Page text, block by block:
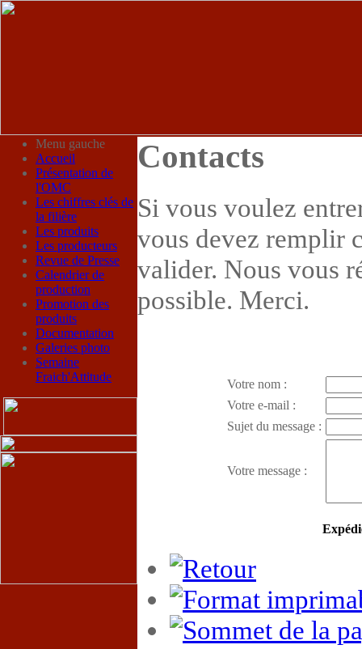
Menu gauche
Accueil
Présentation de
l'OMC
Les chiffres clés de
la filière
Les produits
Les producteurs
Revue de Presse
Calendrier de
production
Promotion des
produits
Documentation
Galeries photo
Semaine
Fraich'Attitude
Contacts
Si vous voulez
vous devez remplir
valider. Nous vous
possible. Merci.
Votre nom :
Votre e-mail :
Sujet du message :
Votre message :